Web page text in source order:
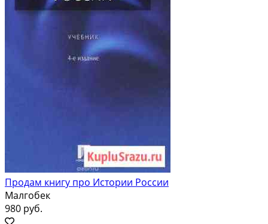
Продам книгу про Истории России
Малгобек
980 руб.